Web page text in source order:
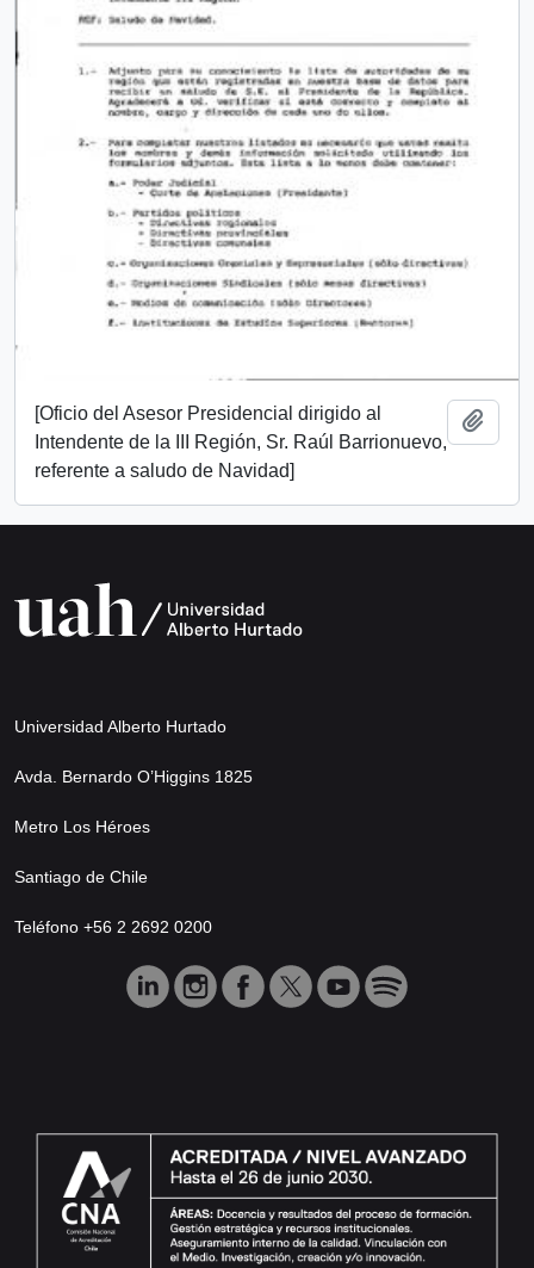
[Oficio del Asesor Presidencial dirigido al
Intendente de la III Región, Sr. Raúl Barrionuevo,
referente a saludo de Navidad]
Universidad Alberto Hurtado
Avda. Bernardo O’Higgins 1825
Metro Los Héroes
Santiago de Chile
Teléfono +56 2 2692 0200